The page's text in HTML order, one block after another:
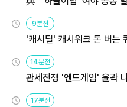
9분전
'캐시딜' 캐시워크 돈 버는
14분전
관세전쟁 '엔드게임' 윤곽
17분전